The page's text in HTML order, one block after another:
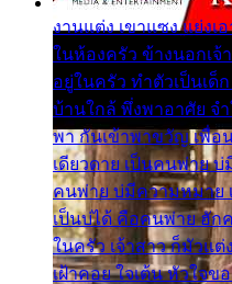
งานแต่ง เขาแซง แย่ง
ในห้องครัว ข้างนอกเจ้
อยู่ในครัว ทำตัวเป็นเด็
บ้านใกล้ พึ่งพาอาศัย จำ
พา กันเข้าพาขวัญ เพื่อ
เดียวดาย เป็นคนพ่าย บ่
คนพ่าย บ่มีความหมาย เ
เป็นบ่ได้ คือคนพ่าย ฮัก
ในครัว เจ้าสาว ก็มัวแต่
เฝ้าคอย ใจเต้น หัวใจข